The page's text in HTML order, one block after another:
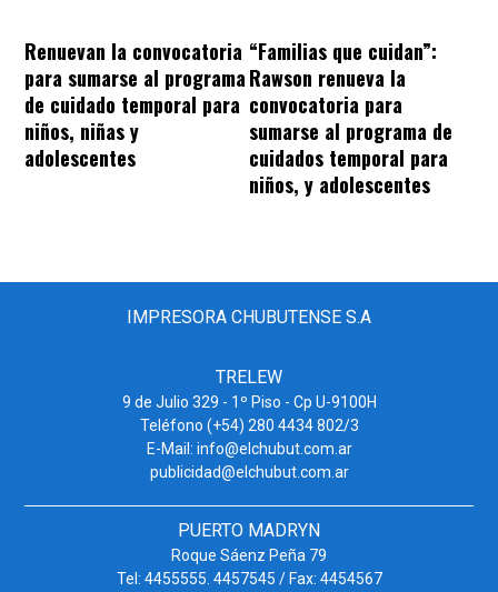
Renuevan la convocatoria
para sumarse al programa
de cuidado temporal para
niños, niñas y
adolescentes
“Familias que cuidan”:
Rawson renueva la
convocatoria para
sumarse al programa de
cuidados temporal para
niños, y adolescentes
IMPRESORA CHUBUTENSE S.A
TRELEW
9 de Julio 329 - 1º Piso - Cp U-9100H
Teléfono (+54) 280 4434 802/3
E-Mail: info@elchubut.com.ar
publicidad@elchubut.com.ar
PUERTO MADRYN
Roque Sáenz Peña 79
Tel: 4455555. 4457545 / Fax: 4454567